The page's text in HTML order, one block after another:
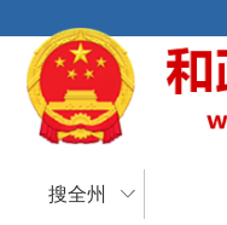
搜全州